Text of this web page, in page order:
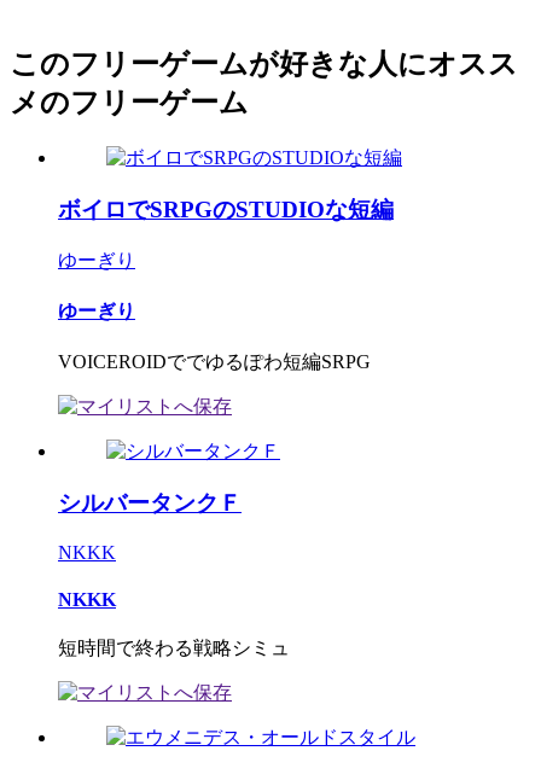
このフリーゲームが好きな人にオスス
メのフリーゲーム
ボイロでSRPGのSTUDIOな短編
ゆーぎり
ゆーぎり
VOICEROIDででゆるぽわ短編SRPG
シルバータンクＦ
NKKK
NKKK
短時間で終わる戦略シミュ